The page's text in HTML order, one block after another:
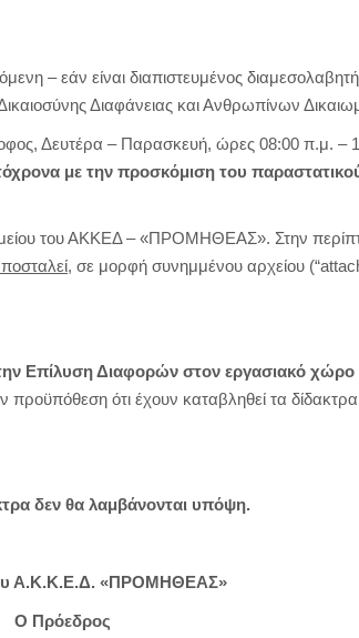
– εάν είναι διαπιστευμένος
Διαφάνειας και Ανθρωπίνων
Δευτέρα – Παρασκευή, ώρες 08:00 π.μ. –
με την προσκόμιση του
του ΑΚΚΕΔ – «ΠΡΟΜΗΘΕΑΣ». Στην
σε μορφή συνημμένου αρχείου
Επίλυση Διαφορών στον εργασιακό χώρο
προϋπόθεση ότι έχουν καταβληθεί τα
δεν θα λαμβάνονται υπόψη.
Α.Κ.Κ.Ε.Δ. «ΠΡΟΜΗΘΕΑΣ»
Ο Πρόεδρος